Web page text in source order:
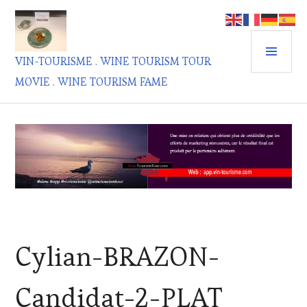
Aller
contenu
principal
VIN-TOURISME . WINE TOURISM TOUR
MOVIE . WINE TOURISM FAME
Cylian-BRAZON-
Candidat-2-PLAT